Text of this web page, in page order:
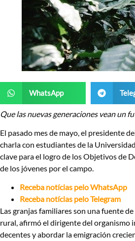
WhatsApp
Que las nuevas generaciones vean un
El pasado mes de mayo, el presidente
charla con estudiantes de la
clave para el logro de los Objetivos de
de los jóvenes por el campo.
Receba notícias pelo WhatsApp
Receba notícias pelo Telegram
Las granjas familiares son una fuente
rural, afirmó el dirigente del organismo
decentes y abordar la emigración